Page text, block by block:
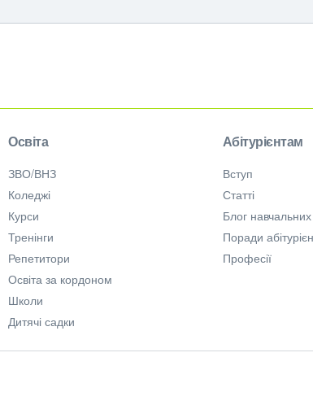
Освіта
ЗВО/ВНЗ
Коледжі
Курси
Тренінги
Репетитори
Освіта за кордоном
Школи
Дитячі садки
Абітурієнтам
Вступ
Статті
Блог навчальних
Поради
Професії